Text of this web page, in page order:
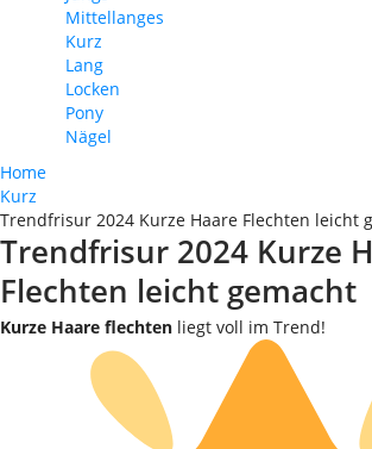
Mittellanges
Kurz
Lang
Locken
Pony
Nägel
Home
Kurz
Trendfrisur 2024 Kurze Haare Flechten leicht
Trendfrisur 2024 Kurze
Flechten leicht gemacht
Kurze Haare flechten liegt voll im Trend!